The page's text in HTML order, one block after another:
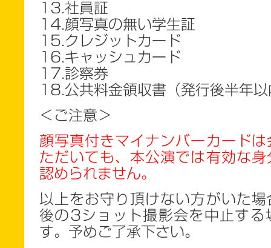
13.社員証
14.顔写真の無い学生証
15.クレジットカード
16.キャッシュカード
17.診察券
18.公共料金領収書（発行後半年
＜ご注意＞
顔写真付きマイナンバーカード
ただいても、本公演では有効な
認められません。
以上をお守り頂けない方がいた
後の3ショット撮影会を中止する
す。予めご了承下さい。